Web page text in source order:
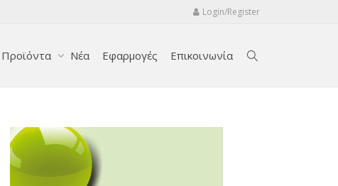
Login/Register
Προϊόντα Νέα Εφαρμογές Επικοινωνία